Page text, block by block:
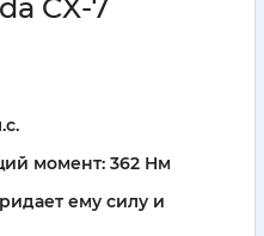
CX-7
момент: 362 Нм
ему силу и